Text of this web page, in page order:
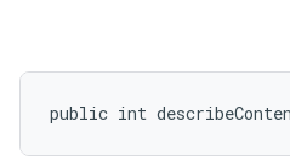
public int